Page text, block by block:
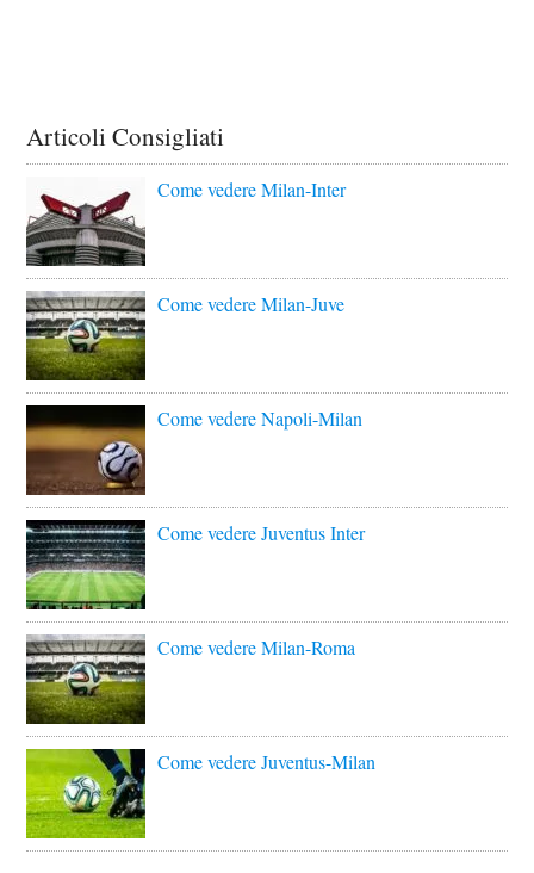
Articoli Consigliati
Come vedere Milan-Inter
Come vedere Milan-Juve
Come vedere Napoli-Milan
Come vedere Juventus Inter
Come vedere Milan-Roma
Come vedere Juventus-Milan